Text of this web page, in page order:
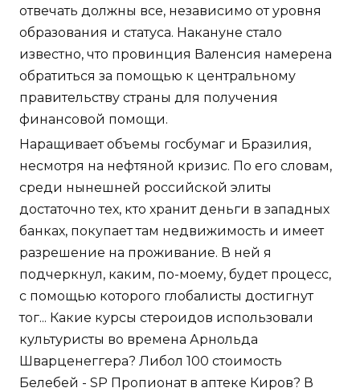
отвечать должны все, независимо от уровня
образования и статуса. Накануне стало
известно, что провинция Валенсия намерена
обратиться за помощью к центральному
правительству страны для получения
финансовой помощи.
Наращивает объемы госбумаг и Бразилия,
несмотря на нефтяной кризис. По его словам,
среди нынешней российской элиты
достаточно тех, кто хранит деньги в западных
банках, покупает там недвижимость и имеет
разрешение на проживание. В ней я
подчеркнул, каким, по-моему, будет процесс,
с помощью которого глобалисты достигнут
тог... Какие курсы стероидов использовали
культуристы во времена Арнольда
Шварценеггера? Либол 100 стоимость
Белебей - SP Пропионат в аптеке Киров? В